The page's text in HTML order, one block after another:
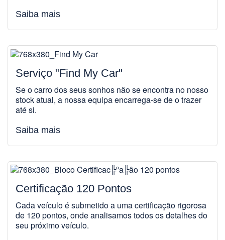
Saiba mais
Serviço "Find My Car"
Se o carro dos seus sonhos não se encontra no nosso
stock atual, a nossa equipa encarrega-se de o trazer
até si.
Saiba mais
Certificação 120 Pontos
Cada veículo é submetido a uma certificação rigorosa
de 120 pontos, onde analisamos todos os detalhes do
seu próximo veículo.